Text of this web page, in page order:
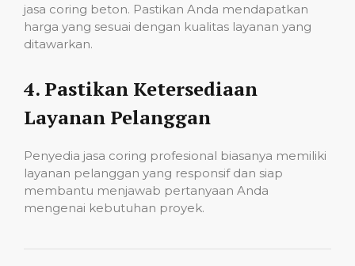
jasa coring beton. Pastikan Anda mendapatkan
harga yang sesuai dengan kualitas layanan yang
ditawarkan.
4. Pastikan Ketersediaan
Layanan Pelanggan
Penyedia jasa coring profesional biasanya memiliki
layanan pelanggan yang responsif dan siap
membantu menjawab pertanyaan Anda
mengenai kebutuhan proyek.